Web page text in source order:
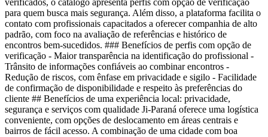
verificados, o catálogo apresenta perfis com opção de verificação
para quem busca mais segurança. Além disso, a plataforma facilita o
contato com profissionais capacitados a oferecer companhia de alto
padrão, com foco na avaliação de referências e histórico de
encontros bem-sucedidos. ### Benefícios de perfis com opção de
verificação - Maior transparência na identificação do profissional -
Trânsito de informações confiáveis ao combinar encontros -
Redução de riscos, com ênfase em privacidade e sigilo - Facilidade
de confirmação de disponibilidade e respeito às preferências do
cliente ## Benefícios de uma experiência local: privacidade,
segurança e serviços com qualidade Ji-Paraná oferece uma logística
conveniente, com opções de deslocamento em áreas centrais e
bairros de fácil acesso. A combinação de uma cidade com boa